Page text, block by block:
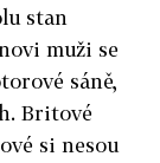
stan
muži se
sáně,
Britové
si nesou